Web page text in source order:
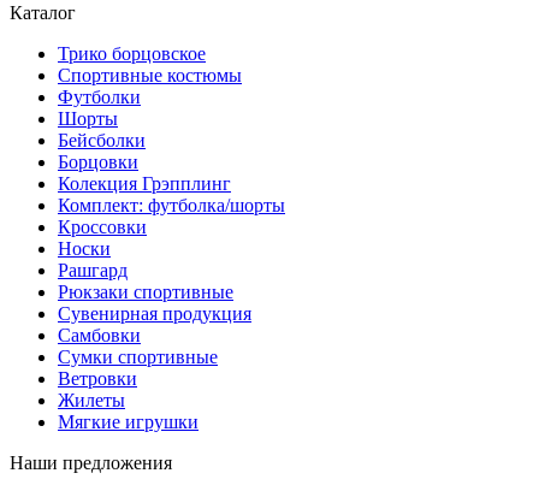
Каталог
Трико борцовское
Спортивные костюмы
Футболки
Шорты
Бейсболки
Борцовки
Колекция Грэпплинг
Комплект: футболка/шорты
Кроссовки
Носки
Рашгард
Рюкзаки спортивные
Сувенирная продукция
Самбовки
Сумки спортивные
Ветровки
Жилеты
Мягкие игрушки
Наши предложения